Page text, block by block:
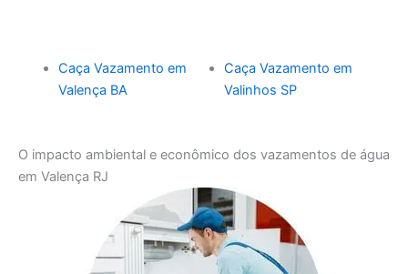
Caça Vazamento em
Valença BA
Caça Vazamento em
Valinhos SP
O impacto ambiental e econômico dos vazamentos de água
em Valença RJ